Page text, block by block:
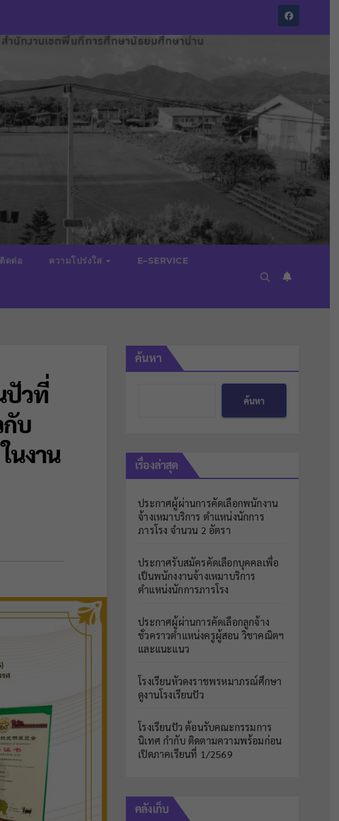
ดต่อ ความโปร่งใส E–SERVICE
ปัวที่
กับ
นงาน
ค้นหา
ค้นหา
เรื่องล่าสุด
ประกาศผู้ผ่านการคัดเลือกพนักงาน
จ้างเหมาบริการ ตำแหน่งนักการ
ภารโรง จำนวน 2 อัตรา
ประกาศรับสมัครคัดเลือกบุคคลเพื่อ
เป็นพนักงงานจ้างเหมาบริการ
ตำแหน่งนักการภารโรง
ประกาศผู้ผ่านการคัดเลือกลูกจ้าง
ชั่วคราวตำแหน่งครูผู้สอน วิชาคณิตฯ
และแนะแนว
โรงเรียนหัวดงราชพรหมาภรณ์ศึกษา
ดูงานโรงเรียนปัว
โรงเรียนปัว ต้อนรับคณะกรรมการ
นิเทศ กำกับ ติดตามความพร้อมก่อน
เปิดภาคเรียนที่ 1/2569
คลังเก็บ